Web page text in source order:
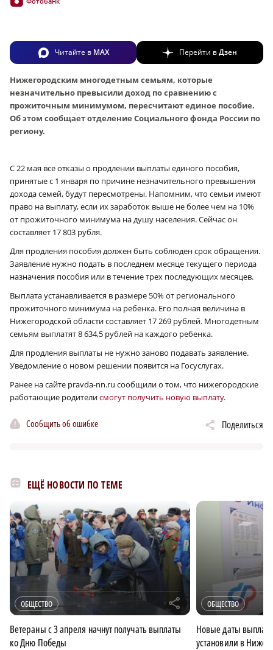
Читайте в MAX Перейти вДзен
Нижегородским многодетным семьям, которые
незначительно превысили доход по сравнению с
прожиточным минимумом, пересчитают единое пособие.
Об этом сообщает отделение Социального фонда России по
региону.
С 22 мая все отказы о продлении выплаты единого пособия,
принятые с 1 января по причине незначительного превышения
дохода семей, будут пересмотрены. Напомним, что семьи имеют
право на выплату, если их заработок выше не более чем на 10%
от прожиточного минимума на душу населения. Сейчас он
составляет 17 803 рубля.
Для продления пособия должен быть соблюден срок обращения.
Заявление нужно подать в последнем месяце текущего периода
назначения пособия или в течение трех последующих месяцев.
Выплата устанавливается в размере 50% от регионального
прожиточного минимума на ребенка. Его полная величина в
Нижегородской области составляет 17 269 рублей. Многодетным
семьям выплатят 8 634,5 рублей на каждого ребенка.
Для продления выплаты не нужно заново подавать заявление.
Уведомление о новом решении появится на Госуслугах.
Ранее на сайте pravda-nn.ru сообщили о том, что нижегородские
работающие родителисмогут получить новую выплату.
Сообщить об ошибке Поделиться
ЕЩЁ НОВОСТИ ПО ТЕМЕ
ОБЩЕСТВО r
Ветераны с 3 апреля начнут получать выплаты
ко Дню Победы
ОБЩЕСТВО
Новые даты выплат
установили в